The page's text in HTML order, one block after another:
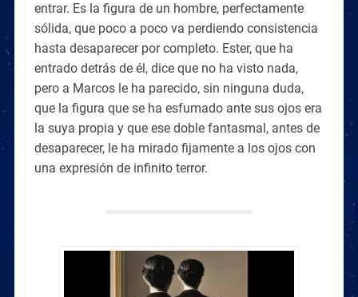
entrar. Es la figura de un hombre, perfectamente
sólida, que poco a poco va perdiendo consistencia
hasta desaparecer por completo. Ester, que ha
entrado detrás de él, dice que no ha visto nada,
pero a Marcos le ha parecido, sin ninguna duda,
que la figura que se ha esfumado ante sus ojos era
la suya propia y que ese doble fantasmal, antes de
desaparecer, le ha mirado fijamente a los ojos con
una expresión de infinito terror.